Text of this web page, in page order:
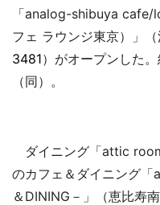
「analog-shibuya cafe/
フェ ラウンジ東京）」
3481）がオープンした
（同）。
ダイニング「attic
のカフェ＆ダイニング「
＆DINING－」（恵比寿